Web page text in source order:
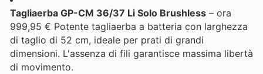
Tagliaerba GP-CM 36/37 Li Solo Brushless – ora
999,95 € Potente tagliaerba a batteria con larghezza
di taglio di 52 cm, ideale per prati di grandi
dimensioni. L'assenza di fili garantisce massima libertà
di movimento.